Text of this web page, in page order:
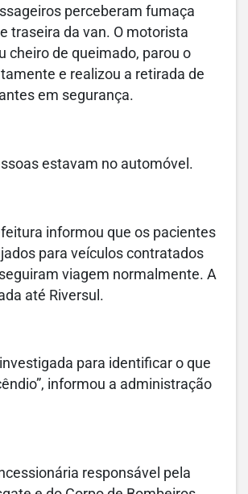
perceberam fumaça
traseira da van. O motorista
cheiro de queimado, parou o
e realizou a retirada de
em segurança.
estavam no automóvel.
informou que os pacientes
para veículos contratados
viagem normalmente. A
até Riversul.
para identificar o que
informou a administração
responsável pela